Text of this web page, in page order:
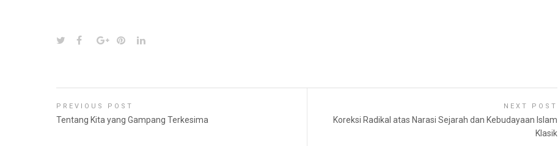
PREVIOUS POST
Tentang Kita yang Gampang Terkesima
NEXT POST
Koreksi Radikal atas Narasi Sejarah dan Kebudayaan Islam
Klasik